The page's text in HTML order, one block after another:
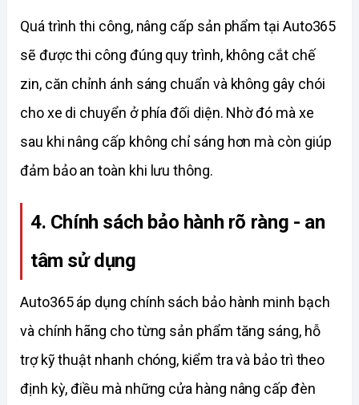
Quá trình thi công, nâng cấp sản phẩm tại Auto365
sẽ được thi công đúng quy trình, không cắt chế
zin, căn chỉnh ánh sáng chuẩn và không gây chói
cho xe di chuyển ở phía đối diện. Nhờ đó mà xe
sau khi nâng cấp không chỉ sáng hơn mà còn giúp
đảm bảo an toàn khi lưu thông.
4. Chính sách bảo hành rõ ràng - an
tâm sử dụng
Auto365 áp dụng chính sách bảo hành minh bạch
và chính hãng cho từng sản phẩm tăng sáng, hỗ
trợ kỹ thuật nhanh chóng, kiểm tra và bảo trì theo
định kỳ, điều mà những cửa hàng nâng cấp đèn